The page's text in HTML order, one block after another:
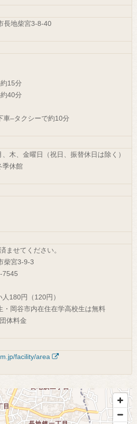
長地柴宮3-8-40
15分
40分
車–タクシーで約10分
木、金曜日（祝日、振替休日は除く）
季休館
ませてください。
柴宮3-9-3
7545
180円（120円）
・岡谷市内在住在学高校生は無料
体料金
facility/area